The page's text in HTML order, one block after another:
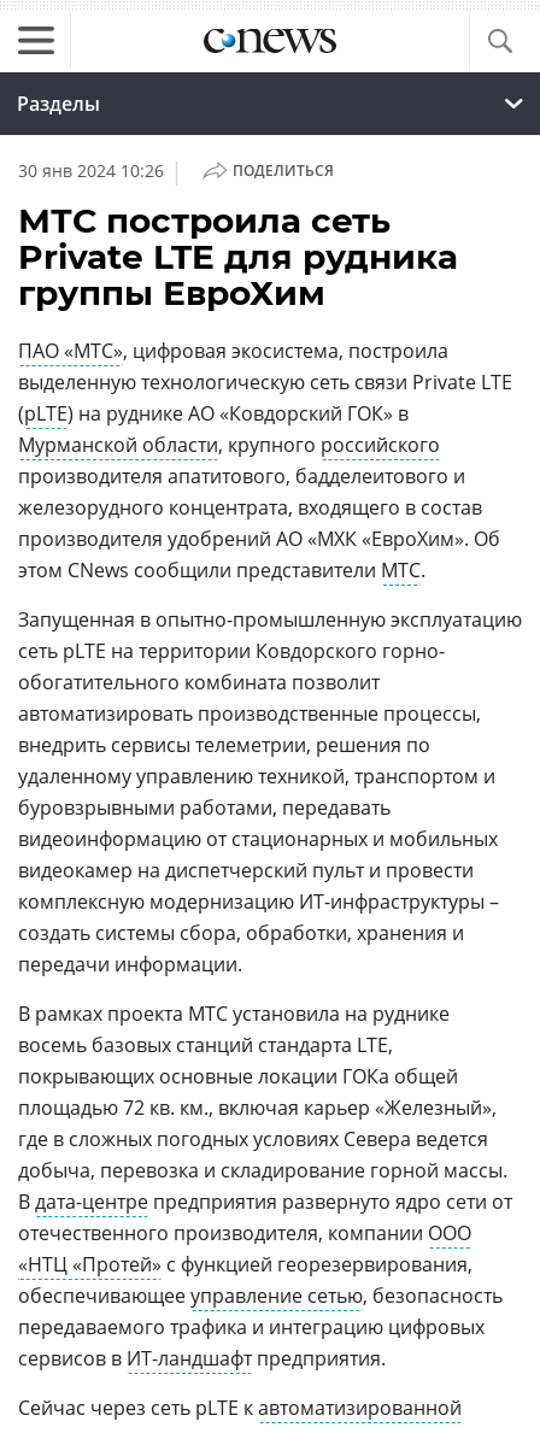
Разделы
30 янв 2024 10:26 | ПОДЕЛИТЬСЯ
МТС построила сеть
Private LTE для рудника
группы ЕвроХим
ПАО «МТС», цифровая экосистема, построила
выделенную технологическую сеть связи Private LTE
(pLTE) на руднике АО «Ковдорский ГОК» в
Мурманской области, крупного российского
производителя апатитового, бадделеитового и
железорудного концентрата, входящего в состав
производителя удобрений АО «МХК «ЕвроХим». Об
этом CNews сообщили представители МТС.
Запущенная в опытно-промышленную эксплуатацию
сеть pLTE на территории Ковдорского горно-
обогатительного комбината позволит
автоматизировать производственные процессы,
внедрить сервисы телеметрии, решения по
удаленному управлению техникой, транспортом и
буровзрывными работами, передавать
видеоинформацию от стационарных и мобильных
видеокамер на диспетчерский пульт и провести
комплексную модернизацию ИТ-инфраструктуры –
создать системы сбора, обработки, хранения и
передачи информации.
В рамках проекта МТС установила на руднике
восемь базовых станций стандарта LTE,
покрывающих основные локации ГОКа общей
площадью 72 кв. км., включая карьер «Железный»,
где в сложных погодных условиях Севера ведется
добыча, перевозка и складирование горной массы.
Вдата-центре предприятия развернуто ядро сети от
отечественного производителя, компании ООО
«НТЦ «Протей» с функцией георезервирования,
обеспечивающееуправление сетью, безопасность
передаваемого трафика и интеграцию цифровых
сервисов в ИТ-ландшафтпредприятия.
Сейчас через сеть pLTE кавтоматизированной